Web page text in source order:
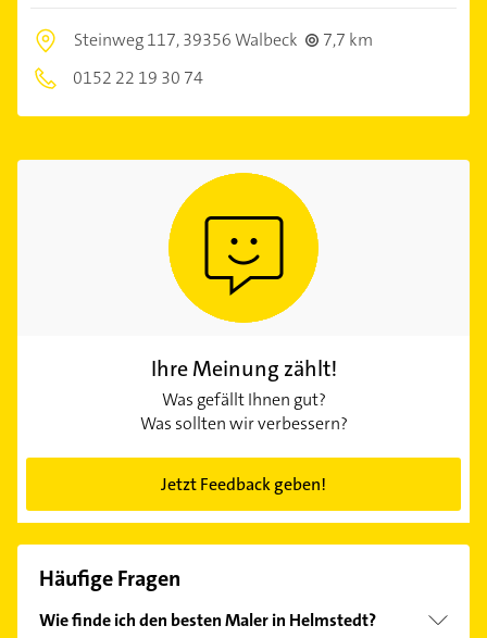
Steinweg 117,39356 Walbeck
7,7 km
0152 22 19 30 74
Ihre Meinung zählt!
Was gefällt Ihnen gut?
Was sollten wir verbessern?
Jetzt Feedback geben!
Häufige Fragen
Wie finde ich den besten Maler in Helmstedt?